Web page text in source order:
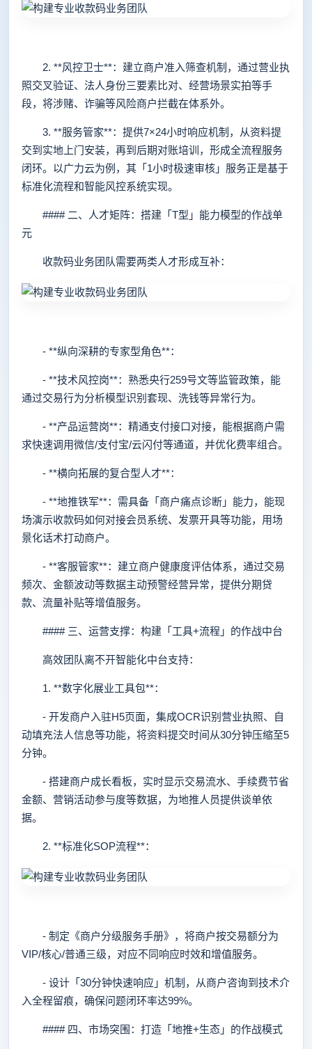
2. **风控卫士**：建立商户准入筛查机制，通过营业执
照交叉验证、法人身份三要素比对、经营场景实拍等手
段，将涉赌、诈骗等风险商户拦截在体系外。
3. **服务管家**：提供7×24小时响应机制，从资料提
交到实地上门安装，再到后期对账培训，形成全流程服务
闭环。以广力云为例，其「1小时极速审核」服务正是基于
标准化流程和智能风控系统实现。
#### 二、人才矩阵：搭建「T型」能力模型的作战单
元
收款码业务团队需要两类人才形成互补：
- **纵向深耕的专家型角色**：
- **技术风控岗**：熟悉央行259号文等监管政策，能
通过交易行为分析模型识别套现、洗钱等异常行为。
- **产品运营岗**：精通支付接口对接，能根据商户需
求快速调用微信/支付宝/云闪付等通道，并优化费率组合。
- **横向拓展的复合型人才**：
- **地推铁军**：需具备「商户痛点诊断」能力，能现
场演示收款码如何对接会员系统、发票开具等功能，用场
景化话术打动商户。
- **客服管家**：建立商户健康度评估体系，通过交易
频次、金额波动等数据主动预警经营异常，提供分期贷
款、流量补贴等增值服务。
#### 三、运营支撑：构建「工具+流程」的作战中台
高效团队离不开智能化中台支持：
1. **数字化展业工具包**：
- 开发商户入驻H5页面，集成OCR识别营业执照、自
动填充法人信息等功能，将资料提交时间从30分钟压缩至5
分钟。
- 搭建商户成长看板，实时显示交易流水、手续费节省
金额、营销活动参与度等数据，为地推人员提供谈单依
据。
2. **标准化SOP流程**：
- 制定《商户分级服务手册》，将商户按交易额分为
VIP/核心/普通三级，对应不同响应时效和增值服务。
- 设计「30分钟快速响应」机制，从商户咨询到技术介
入全程留痕，确保问题闭环率达99%。
#### 四、市场突围：打造「地推+生态」的作战模式